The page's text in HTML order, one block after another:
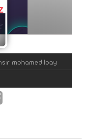
mohamed loay